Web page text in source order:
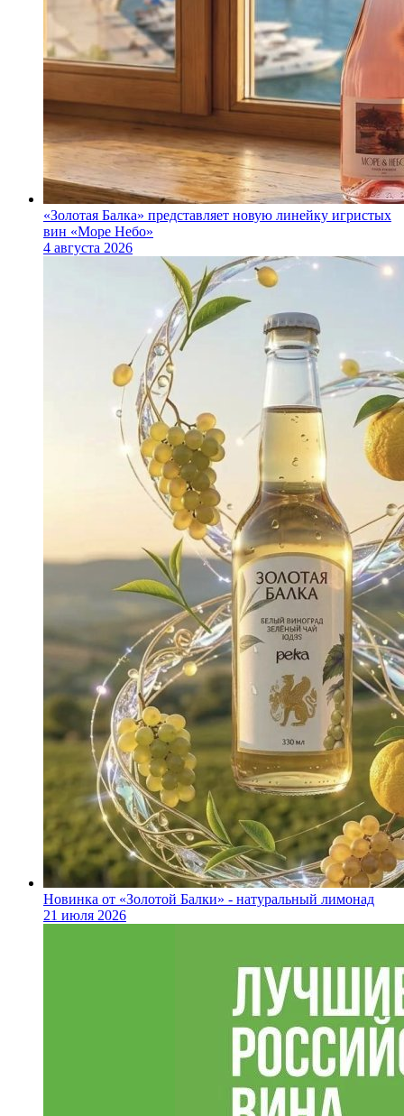
«Золотая Балка» представляет новую линейку игристых
вин «Море Небо»
4 августа 2026
Новинка от «Золотой Балки» - натуральный лимонад
21 июля 2026